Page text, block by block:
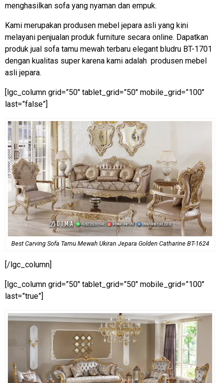
menghasilkan sofa yang nyaman dan empuk.
Kami merupakan produsen mebel jepara asli yang kini
melayani penjualan produk furniture secara online. Dapatkan
produk jual sofa tamu mewah terbaru elegant bludru BT-1701
dengan kualitas super karena kami adalah produsen mebel
asli jepara.
[lgc_column grid=”50″ tablet_grid=”50″ mobile_grid=”100″
last=”false”]
Best Carving Sofa Tamu Mewah Ukiran Jepara Golden Catharine BT-1624
[/lgc_column]
[lgc_column grid=”50″ tablet_grid=”50″ mobile_grid=”100″
last=”true”]